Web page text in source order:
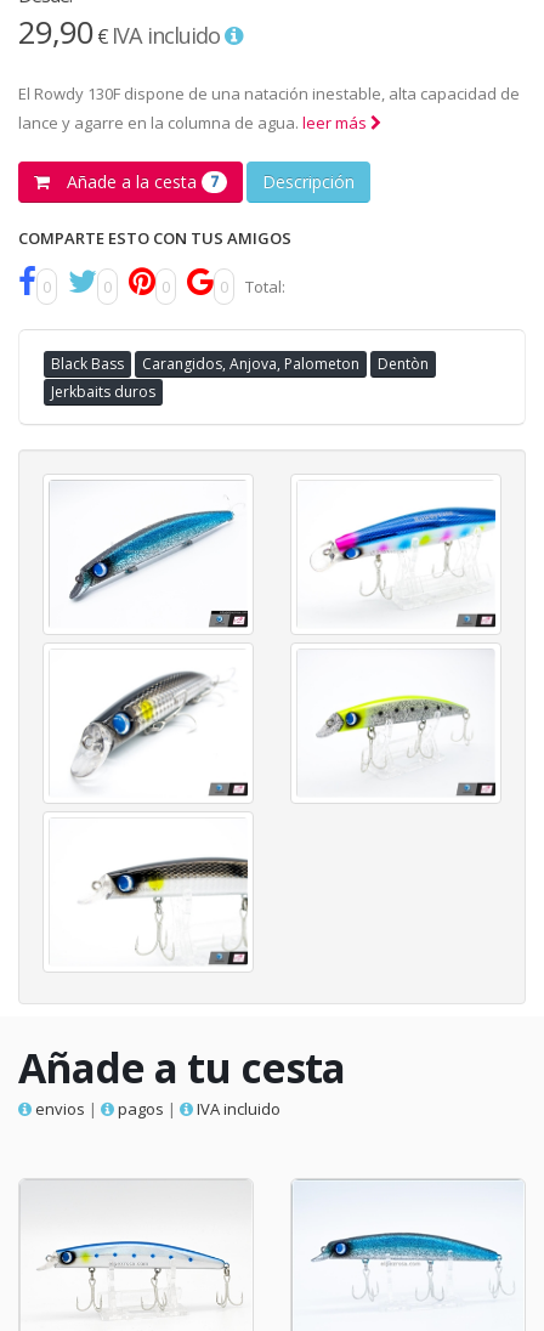
29,90€ IVA incluido
El Rowdy 130F dispone de una natación inestable, alta capacidad de
lance y agarre en la columna de agua. leer más
Añade a la cesta 7 Descripción
COMPARTE ESTO CON TUS AMIGOS
0 0 0 0 Total:
Black Bass Carangidos, Anjova, Palometon
Dentòn
Jerkbaits duros
Añade a tu cesta
envios | pagos | IVA incluido